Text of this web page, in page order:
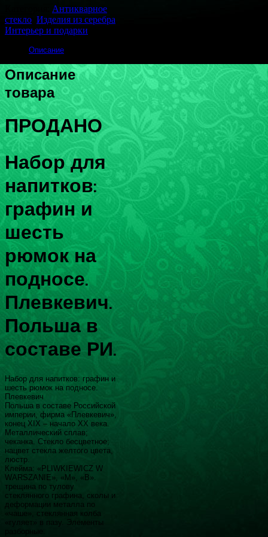
Антикварное
стекло Изделия из серебра
Интерьер и подарки
Описание
Описание
товара
ПРОДАНО
Набор для
напитков:
графин и
шесть
рюмок на
подносе.
Плевкевич.
Польша в
составе РИ.
Набор для напитков: графин и
шесть рюмок на подносе.
Плевкевич
Польша в составе Российской
империи, фирма «Плевкевич»,
конец XIX – начало ХХ века.
Металлический сплав;
чеканка. Стекло бесцветное;
нацвет стекла желтого цвета,
люстр.
Клейма: «PLIWKIEWICZ W
WARSZANIE», «М», «В».
трещина по тулову
стеклянного графина, сколы и
деформации металла по
«чаше», стеклянная колба
«гуляет» в пазу. Элементы
разборные.